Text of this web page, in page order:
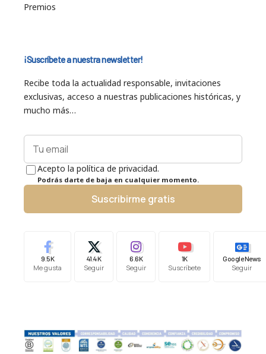
Premios
¡Suscríbete a nuestra newsletter!
Recibe toda la actualidad responsable, invitaciones
exclusivas, acceso a nuestras publicaciones históricas, y
mucho más…
Acepto la política de privacidad.
Podrás darte de baja en cualquier momento.
Suscribirme gratis
9.5K
Me gusta
41.4K
Seguir
6.6K
Seguir
1K
Suscríbete
Google News
Seguir